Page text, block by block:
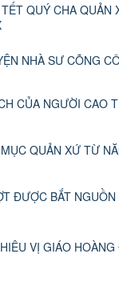
QUÝ CHA QUẢN
NHÀ SƯ CÕNG
CỦA NGƯỜI CAO
QUẢN XỨ TỪ
ĐƯỢC BẮT
VỊ GIÁO